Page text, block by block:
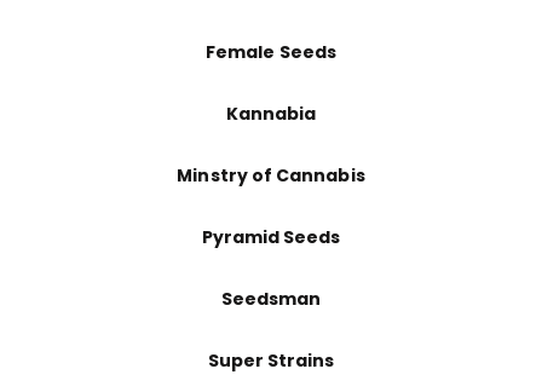
Female Seeds
Kannabia
Minstry of Cannabis
Pyramid Seeds
Seedsman
Super Strains